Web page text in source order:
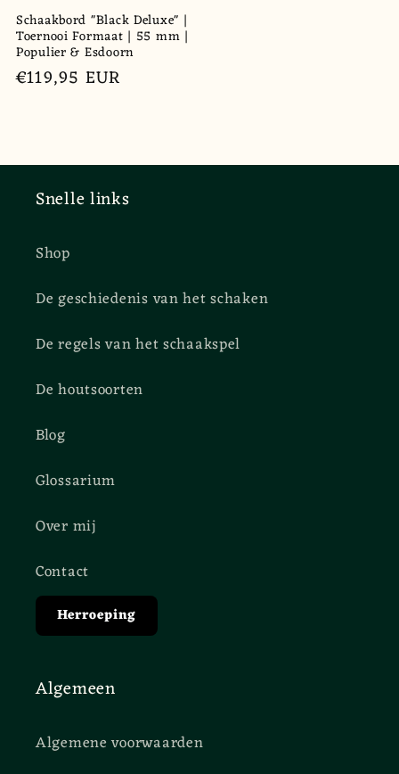
Schaakbord "Black Deluxe" |
Toernooi Formaat | 55 mm |
Populier & Esdoorn
Normale
€119,95 EUR
Snelle links
Shop
De geschiedenis van het schaken
De regels van het schaakspel
De houtsoorten
Blog
Glossarium
Over mij
Contact
Herroeping
Algemeen
Algemene voorwaarden